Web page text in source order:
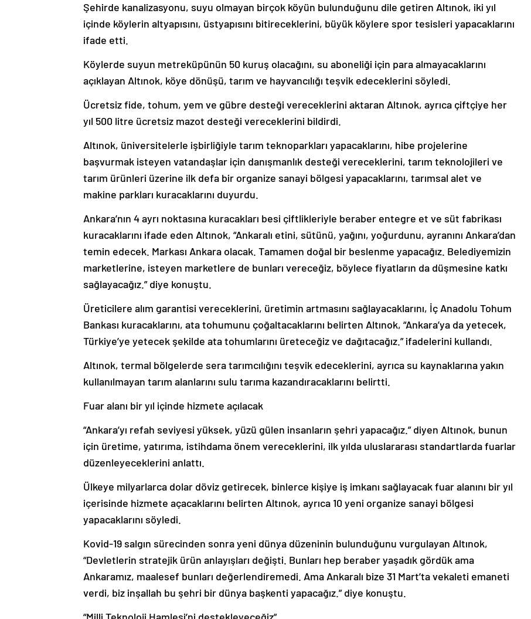
Şehirde kanalizasyonu, suyu olmayan birçok köyün bulunduğunu dile getiren Altınok, iki yıl
içinde köylerin altyapısını, üstyapısını bitireceklerini, büyük köylere spor tesisleri yapacaklarını
ifade etti.
Köylerde suyun metreküpünün 50 kuruş olacağını, su aboneliği için para almayacaklarını
açıklayan Altınok, köye dönüşü, tarım ve hayvancılığı teşvik edeceklerini söyledi.
Ücretsiz fide, tohum, yem ve gübre desteği vereceklerini aktaran Altınok, ayrıca çiftçiye her
yıl 500 litre ücretsiz mazot desteği vereceklerini bildirdi.
Altınok, üniversitelerle işbirliğiyle tarım teknoparkları yapacaklarını, hibe projelerine
başvurmak isteyen vatandaşlar için danışmanlık desteği vereceklerini, tarım teknolojileri ve
tarım ürünleri üzerine ilk defa bir organize sanayi bölgesi yapacaklarını, tarımsal alet ve
makine parkları kuracaklarını duyurdu.
Ankara’nın 4 ayrı noktasına kuracakları besi çiftlikleriyle beraber entegre et ve süt fabrikası
kuracaklarını ifade eden Altınok, “Ankaralı etini, sütünü, yağını, yoğurdunu, ayranını Ankara’dan
temin edecek. Markası Ankara olacak. Tamamen doğal bir beslenme yapacağız. Belediyemizin
marketlerine, isteyen marketlere de bunları vereceğiz, böylece fiyatların da düşmesine katkı
sağlayacağız.” diye konuştu.
Üreticilere alım garantisi vereceklerini, üretimin artmasını sağlayacaklarını, İç Anadolu Tohum
Bankası kuracaklarını, ata tohumunu çoğaltacaklarını belirten Altınok, “Ankara’ya da yetecek,
Türkiye’ye yetecek şekilde ata tohumlarını üreteceğiz ve dağıtacağız.” ifadelerini kullandı.
Altınok, termal bölgelerde sera tarımcılığını teşvik edeceklerini, ayrıca su kaynaklarına yakın
kullanılmayan tarım alanlarını sulu tarıma kazandıracaklarını belirtti.
Fuar alanı bir yıl içinde hizmete açılacak
“Ankara’yı refah seviyesi yüksek, yüzü gülen insanların şehri yapacağız.” diyen Altınok, bunun
için üretime, yatırıma, istihdama önem vereceklerini, ilk yılda uluslararası standartlarda fuarlar
düzenleyeceklerini anlattı.
Ülkeye milyarlarca dolar döviz getirecek, binlerce kişiye iş imkanı sağlayacak fuar alanını bir yıl
içerisinde hizmete açacaklarını belirten Altınok, ayrıca 10 yeni organize sanayi bölgesi
yapacaklarını söyledi.
Kovid-19 salgın sürecinden sonra yeni dünya düzeninin bulunduğunu vurgulayan Altınok,
“Devletlerin stratejik ürün anlayışları değişti. Bunları hep beraber yaşadık gördük ama
Ankaramız, maalesef bunları değerlendiremedi. Ama Ankaralı bize 31 Mart’ta vekaleti emaneti
verdi, biz inşallah bu şehri bir dünya başkenti yapacağız.” diye konuştu.